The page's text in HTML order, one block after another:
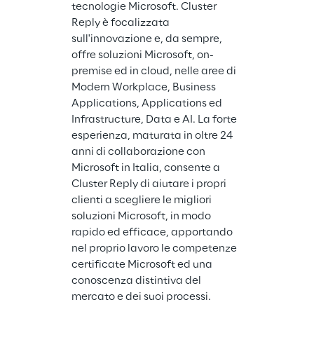
tecnologie Microsoft. Cluster
Reply è focalizzata
sull'innovazione e, da sempre,
offre soluzioni Microsoft, on-
premise ed in cloud, nelle aree di
Modern Workplace, Business
Applications, Applications ed
Infrastructure, Data e AI. La forte
esperienza, maturata in oltre 24
anni di collaborazione con
Microsoft in Italia, consente a
Cluster Reply di aiutare i propri
clienti a scegliere le migliori
soluzioni Microsoft, in modo
rapido ed efficace, apportando
nel proprio lavoro le competenze
certificate Microsoft ed una
conoscenza distintiva del
mercato e dei suoi processi.